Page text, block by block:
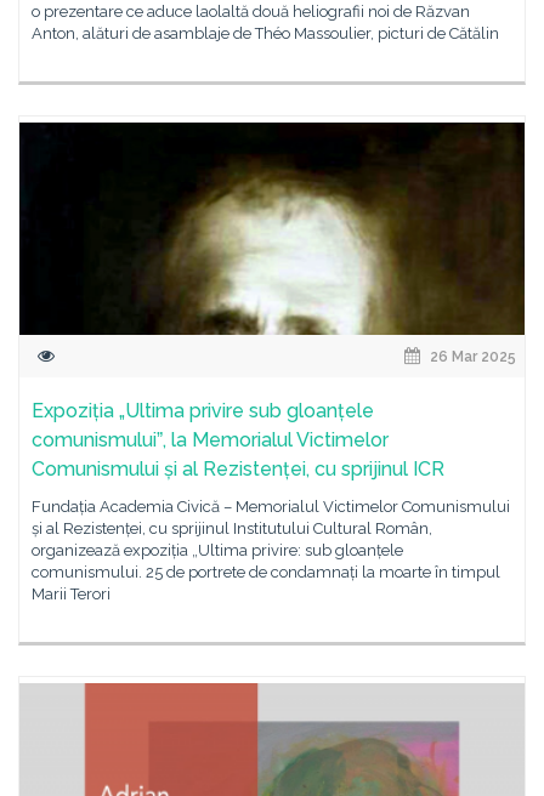
o prezentare ce aduce laolaltă două heliografii noi de Răzvan
Anton, alături de asamblaje de Théo Massoulier, picturi de Cătălin
26 Mar 2025
Expoziția „Ultima privire sub gloanțele
comunismuluiˮ, la Memorialul Victimelor
Comunismului și al Rezistenței, cu sprijinul ICR
Fundația Academia Civică – Memorialul Victimelor Comunismului
și al Rezistenței, cu sprijinul Institutului Cultural Român,
organizează expoziția „Ultima privire: sub gloanțele
comunismului. 25 de portrete de condamnați la moarte în timpul
Marii Terori